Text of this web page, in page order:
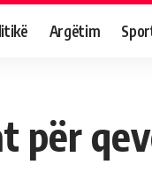
Argëtim
për